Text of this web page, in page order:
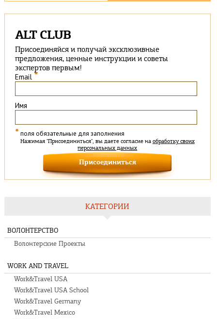
ALT CLUB
Присоединяйся и получай эксклюзивные
предложения, ценные инструкции и советы
экспертов первым!
Email *
Имя
* поля обязательные для заполнения
Нажимая "Присоединиться", вы даете согласие на обработку своих
персональных данных
КАТЕГОРИИ
ВОЛОНТЕРСТВО
Волонтерские Проекты
WORK AND TRAVEL
Work&Travel USA
Work&Travel USA School
Work&Travel Germany
Work&Travel Mexico